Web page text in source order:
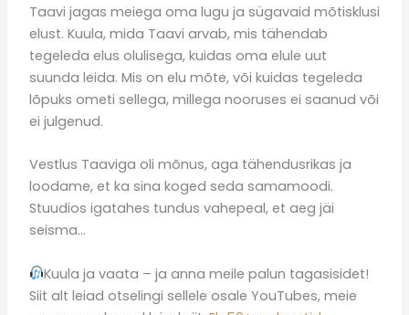
Taavi jagas meiega oma lugu ja sügavaid mõtisklusi
elust. Kuula, mida Taavi arvab, mis tähendab
tegeleda elus olulisega, kuidas oma elule uut
suunda leida. Mis on elu mõte, või kuidas tegeleda
lõpuks ometi sellega, millega nooruses ei saanud või
ei julgenud.
Vestlus Taaviga oli mõnus, aga tähendusrikas ja
loodame, et ka sina koged seda samamoodi.
Stuudios igatahes tundus vahepeal, et aeg jäi
seisma…
Kuula ja vaata – ja anna meile palun tagasisidet!
Siit alt leiad otselingi sellele osale YouTubes, meie